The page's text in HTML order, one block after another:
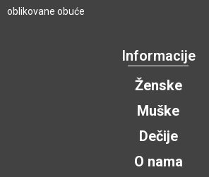
oblikovane obuće
Informacije
Ženske
Muške
Dečije
O nama